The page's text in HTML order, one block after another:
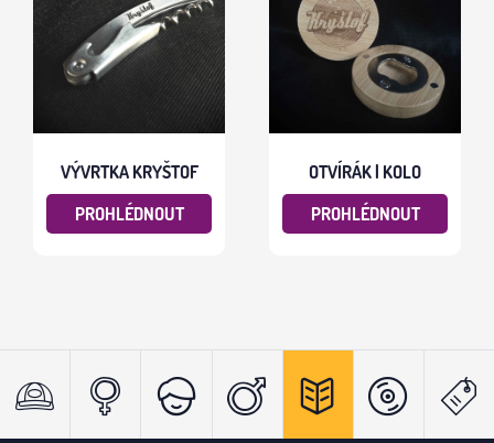
VÝVRTKA KRYŠTOF
PROHLÉDNOUT
OTVÍRÁK | KOLO
PROHLÉDNOUT